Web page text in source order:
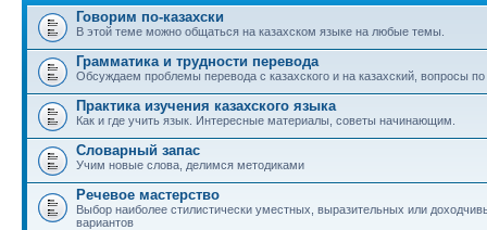
Говорим по-казахски
В этой теме можно общаться на казахском языке на любые темы.
Грамматика и трудности перевода
Обсуждаем проблемы перевода с казахского и на казахский, вопросы
Практика изучения казахского языка
Как и где учить язык. Интересные материалы, советы начинающим.
Словарный запас
Учим новые слова, делимся методиками
Речевое мастерство
Выбор наиболее стилистически уместных, выразительных или
вариантов